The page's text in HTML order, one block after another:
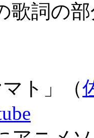
の部
ト」（